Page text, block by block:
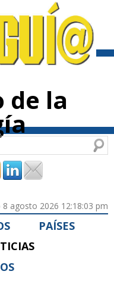
de la
8 agosto 2026 12:18:03 pm
PAÍSES